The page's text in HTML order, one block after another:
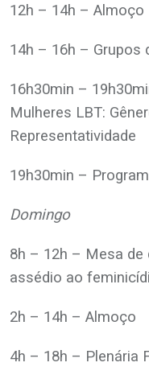
12h – 14h – Almoço
14h – 16h – Grupos
16h30min –
Mulheres LBT:
Representatividade
19h30min –
Domingo
8h – 12h – Mesa de
assédio ao
2h – 14h – Almoço
4h – 18h – Plenária